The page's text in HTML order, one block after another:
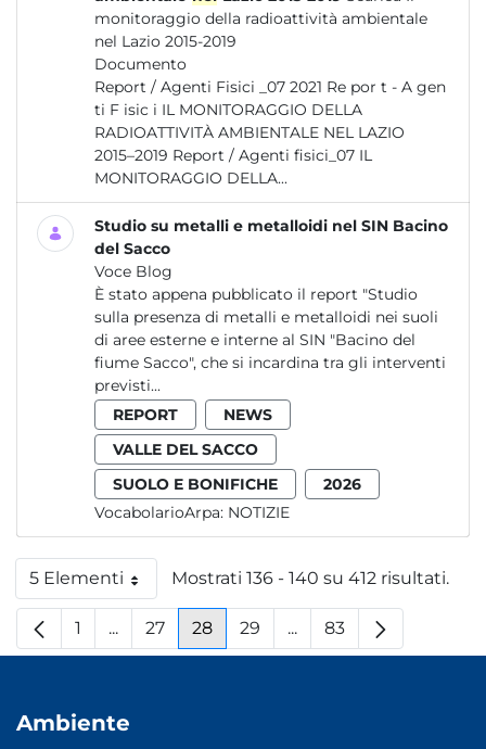
monitoraggio della radioattività ambientale
nel Lazio 2015-2019
Documento
Report / Agenti Fisici _07 2021 Re por t - A gen
ti F isic i IL MONITORAGGIO DELLA
RADIOATTIVITÀ AMBIENTALE NEL LAZIO
2015–2019 Report / Agenti fisici_07 IL
MONITORAGGIO DELLA...
Studio su metalli e metalloidi nel SIN Bacino
del Sacco
Voce Blog
È stato appena pubblicato il report "Studio
sulla presenza di metalli e metalloidi nei suoli
di aree esterne e interne al SIN "Bacino del
fiume Sacco", che si incardina tra gli interventi
previsti...
REPORT
NEWS
VALLE DEL SACCO
SUOLO E BONIFICHE
2026
VocabolarioArpa: NOTIZIE
5 ElementiPer paginaMostrati 136 - 140 su 412 risultati.
Pagina
1 ...Pagine intermedie
Pagina
27 Pagina
28 Pagina
29 ...Pagine intermedie
Pagina
83
Ambiente